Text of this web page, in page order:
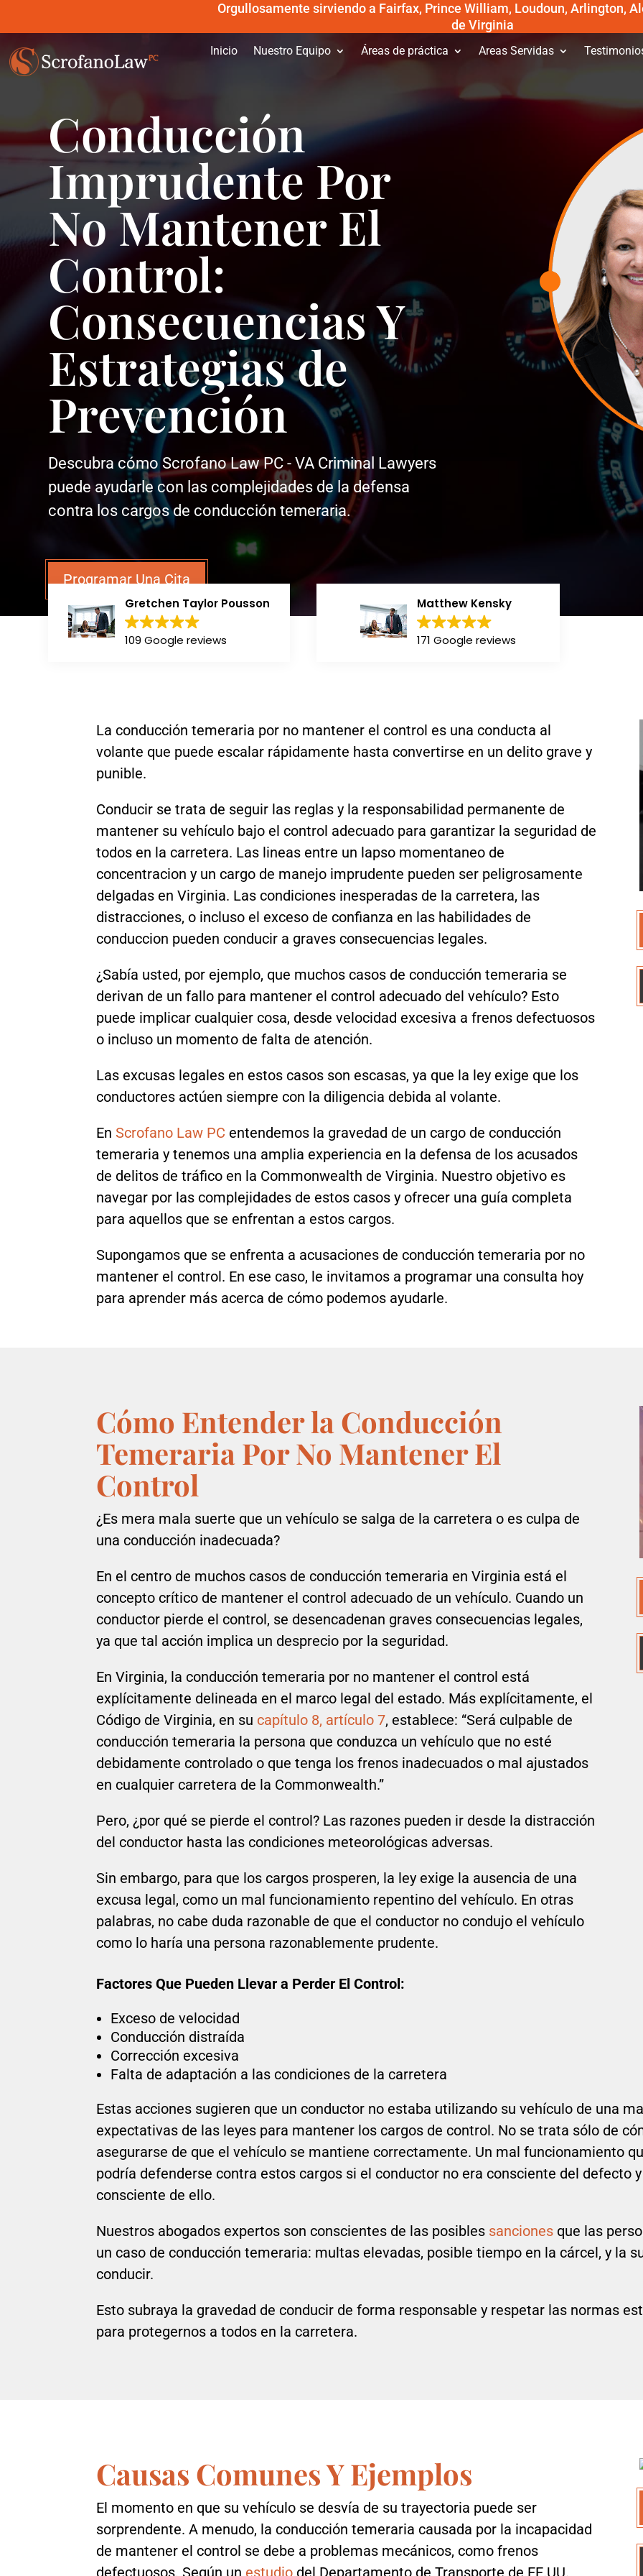
Orgullosamente sirviendo a Fairfax, Prince William, Loudoun, Arlington,
de Virginia
Inicio Nuestro Equipo Áreas de práctica Areas Servidas
Conducción
Imprudente Por
No Mantener El
Control:
Consecuencias Y
Estrategias de
Prevención
Descubra cómo Scrofano Law PC - VA Criminal Lawyers
puede ayudarle con las complejidades de la defensa
contra los cargos de conducción temeraria.
Programar Una Cita
Gretchen Taylor Pousson
109 Google reviews
Matthew Kensky
171 Google reviews
La conducción temeraria por no mantener el control es una conducta al
volante que puede escalar rápidamente hasta convertirse en un delito grave y
punible.
Conducir se trata de seguir las reglas y la responsabilidad permanente de
mantener su vehículo bajo el control adecuado para garantizar la seguridad de
todos en la carretera. Las lineas entre un lapso momentaneo de
concentracion y un cargo de manejo imprudente pueden ser peligrosamente
delgadas en Virginia. Las condiciones inesperadas de la carretera, las
distracciones, o incluso el exceso de confianza en las habilidades de
conduccion pueden conducir a graves consecuencias legales.
¿Sabía usted, por ejemplo, que muchos casos de conducción temeraria se
derivan de un fallo para mantener el control adecuado del vehículo? Esto
puede implicar cualquier cosa, desde velocidad excesiva a frenos defectuosos
o incluso un momento de falta de atención.
Las excusas legales en estos casos son escasas, ya que la ley exige que los
conductores actúen siempre con la diligencia debida al volante.
En Scrofano Law PC entendemos la gravedad de un cargo de conducción
temeraria y tenemos una amplia experiencia en la defensa de los acusados
de delitos de tráfico en la Commonwealth de Virginia. Nuestro objetivo es
navegar por las complejidades de estos casos y ofrecer una guía completa
para aquellos que se enfrentan a estos cargos.
Supongamos que se enfrenta a acusaciones de conducción temeraria por no
mantener el control. En ese caso, le invitamos a programar una consulta hoy
para aprender más acerca de cómo podemos ayudarle.
Cómo Entender la Conducción
Temeraria Por No Mantener El
Control
¿Es mera mala suerte que un vehículo se salga de la carretera o es culpa de
una conducción inadecuada?
En el centro de muchos casos de conducción temeraria en Virginia está el
concepto crítico de mantener el control adecuado de un vehículo. Cuando un
conductor pierde el control, se desencadenan graves consecuencias legales,
ya que tal acción implica un desprecio por la seguridad.
En Virginia, la conducción temeraria por no mantener el control está
explícitamente delineada en el marco legal del estado. Más explícitamente, el
Código de Virginia, en su capítulo 8, artículo 7, establece: “Será culpable de
conducción temeraria la persona que conduzca un vehículo que no esté
debidamente controlado o que tenga los frenos inadecuados o mal ajustados
en cualquier carretera de la Commonwealth.”
Pero, ¿por qué se pierde el control? Las razones pueden ir desde la distracción
del conductor hasta las condiciones meteorológicas adversas.
Sin embargo, para que los cargos prosperen, la ley exige la ausencia de una
excusa legal, como un mal funcionamiento repentino del vehículo. En otras
palabras, no cabe duda razonable de que el conductor no condujo el vehículo
como lo haría una persona razonablemente prudente.
Factores Que Pueden Llevar a Perder El Control:
Exceso de velocidad
Conducción distraída
Corrección excesiva
Falta de adaptación a las condiciones de la carretera
Estas acciones sugieren que un conductor no estaba utilizando su vehículo de una
expectativas de las leyes para mantener los cargos de control. No se trata sólo de
asegurarse de que el vehículo se mantiene correctamente. Un mal funcionamiento
podría defenderse contra estos cargos si el conductor no era consciente del defecto
consciente de ello.
Nuestros abogados expertos son conscientes de las posibles sanciones que las
un caso de conducción temeraria: multas elevadas, posible tiempo en la cárcel, y la
conducir.
Esto subraya la gravedad de conducir de forma responsable y respetar las normas
para protegernos a todos en la carretera.
Causas Comunes Y Ejemplos
El momento en que su vehículo se desvía de su trayectoria puede ser
sorprendente. A menudo, la conducción temeraria causada por la incapacidad
de mantener el control se debe a problemas mecánicos, como frenos
defectuosos. Según un estudio del Departamento de Transporte de EE.UU.,